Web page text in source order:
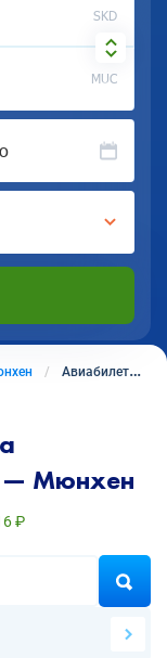
SKD
MUC
Авиабилеты из Самарканда в Мюнхен
— Мюнхен
₽